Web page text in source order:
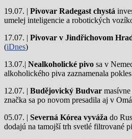
19.07. | Pivovar Radegast chystá
umelej inteligencie a robotických
17.07. | Pivovar v Jindřichovom
(iDnes)
13.07.| Nealkoholické pivo sa v
alkoholického piva zaznamenala
12.07. | Budějovický Budvar
značka sa po novom presadila aj v
05.07. | Severná Kórea vyváža do
dodajú na tamojší trh svetlé filtrované